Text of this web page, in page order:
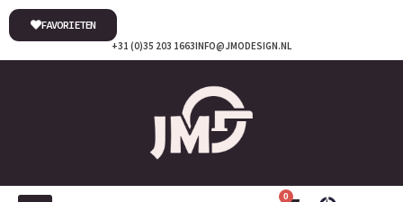
INFO@JMODESIGN.NL
+31 (0)35 203 1663
FAVORIETEN
0